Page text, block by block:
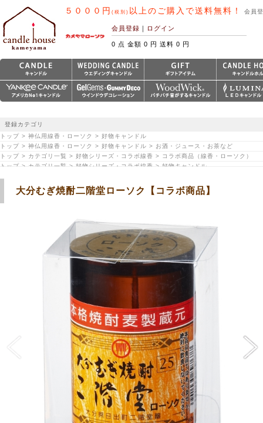
５０００円 (税別) 以上のご購入で送料無料！ 会員
会員登録 ｜ ログイン
0 点 金額 0 円 送料 0 円
登録カテゴリ
トップ > 神仏用線香・ローソク > 好物キャンドル
トップ > 神仏用線香・ローソク > 好物キャンドル > お酒・ジュース・お茶など
トップ > カテゴリ一覧 > 好物シリーズ・コラボ線香 > コラボ商品（線香・ローソク）
トップ > カテゴリ一覧 > 好物シリーズ・コラボ線香 > 好物キャンドル
大分むぎ焼酎二階堂ローソク【コラボ商品】